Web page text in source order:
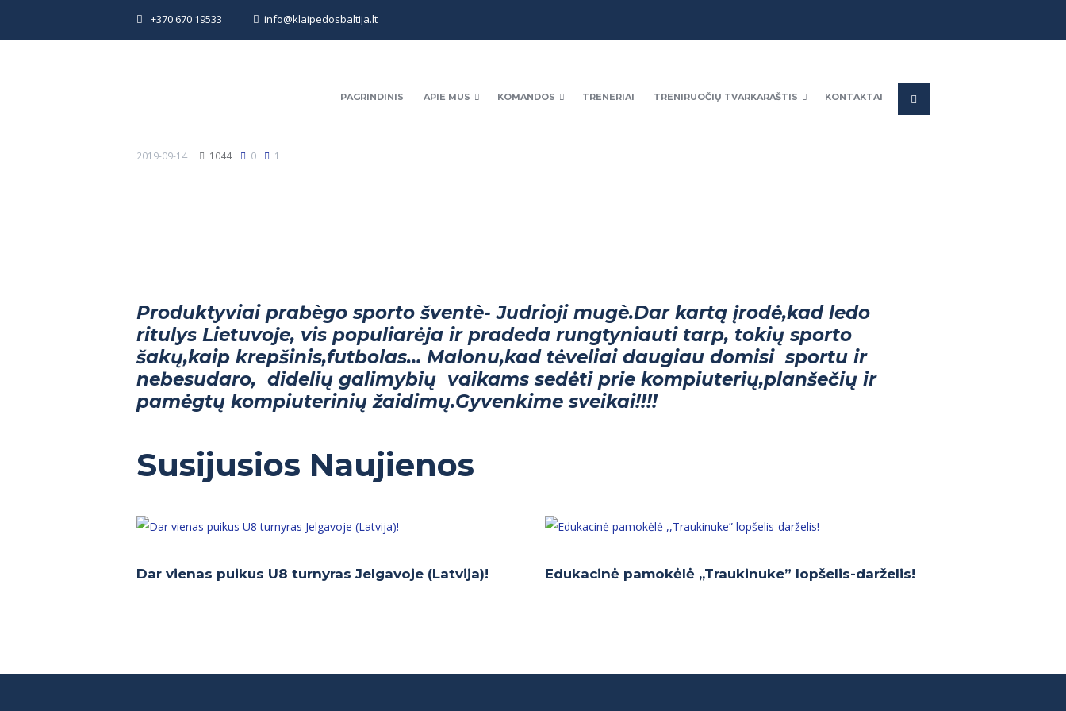
+370 670 19533 info@klaipedosbaltija.lt
PAGRINDINIS APIE MUS KOMANDOS TRENERIAI TRENIRUOČIŲ TVARKARAŠTIS KONTAKTAI
2019-09-14 1044 0 1
Produktyviai prabègo sporto šventè- Judrioji mugè.Dar kartą įrodė,kad ledo
ritulys Lietuvoje, vis populiarėja ir pradeda rungtyniauti tarp, tokių sporto
šakų,kaip krepšinis,futbolas… Malonu,kad tėveliai daugiau domisi sportu ir
nebesudaro, didelių galimybių vaikams sedėti prie kompiuterių,planšečių ir
pamėgtų kompiuterinių žaidimų.Gyvenkime sveikai!!!!
Susijusios Naujienos
Dar vienas puikus U8 turnyras Jelgavoje (Latvija)! Edukacinė pamokėlė ,,Traukinuke” lopšelis-darželis!